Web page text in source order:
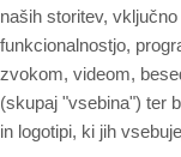
naših storitev,
funkcionalnostjo,
zvokom, videom,
(skupaj "vsebina") ter
in logotipi, ki jih